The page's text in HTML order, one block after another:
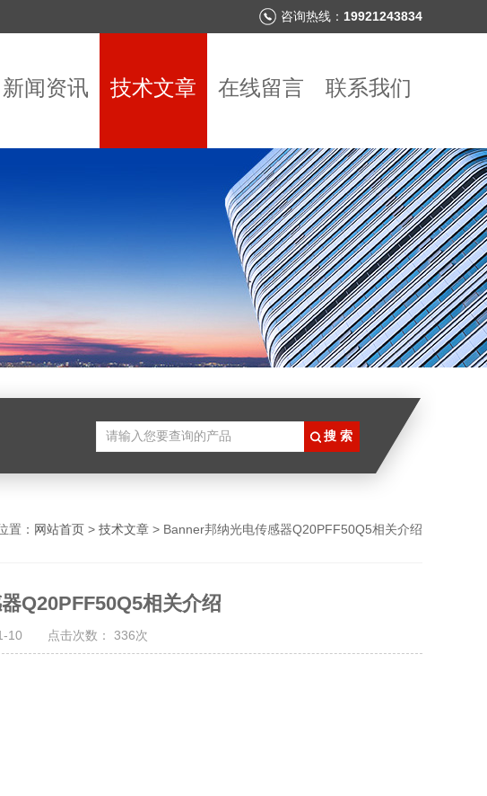
咨询热线： 19921243834
新闻资讯 技术文章 在线留言 联系我们
置： 网站首页 > 技术文章 > Banner邦纳光电传感器Q20PFF50Q5相关介绍
Q20PFF50Q5相关介绍
10 点击次数： 336次